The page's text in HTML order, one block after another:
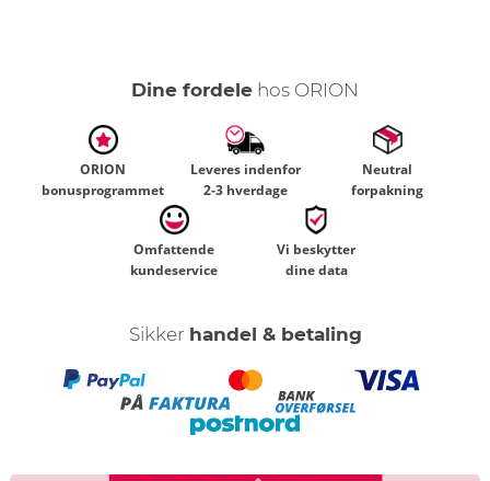
Dine fordele hos ORION
ORION
bonusprogrammet
Leveres indenfor
2-3 hverdage
Neutral
forpakning
Omfattende
kundeservice
Vi beskytter
dine data
Sikker handel & betaling